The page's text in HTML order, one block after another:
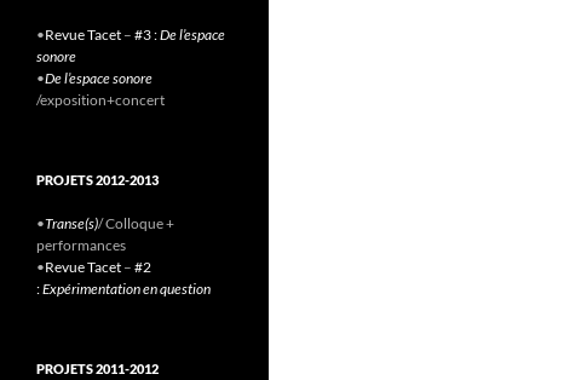
•Revue Tacet – #3 :De l’espace
sonore
•De l’espace sonore
/exposition+concert
PROJETS 2012-2013
•Transe(s)/ Colloque +
performances
•Revue Tacet – #2
:Expérimentation en question
PROJETS 2011-2012